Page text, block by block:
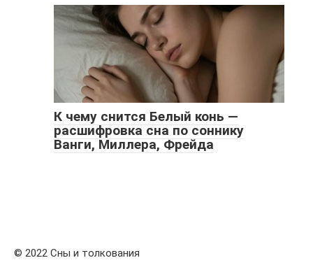
К чему снится Белый конь —
расшифровка сна по соннику
Ванги, Миллера, Фрейда
© 2022 Сны и толкования